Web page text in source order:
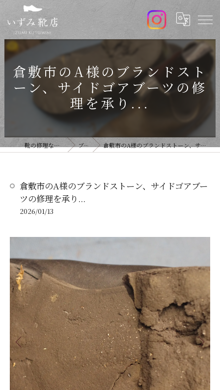
倉敷市のA様のブランドスト
ーン、サイドゴアブーツの修
理を承り...
靴の修理ならいずみ靴店 ブログ 倉敷市のA様のブランドストーン、サイドゴアブーツの修理を承り...
倉敷市のA様のブランドストーン、サイドゴアブー
ツの修理を承り...
2026/01/13